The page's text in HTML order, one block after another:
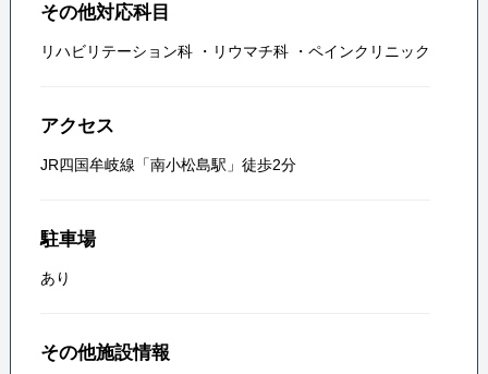
その他対応科目
リハビリテーション科 ・ リウマチ科 ・ ペインクリニック
アクセス
JR四国牟岐線「南小松島駅」徒歩2分
駐車場
あり
その他施設情報